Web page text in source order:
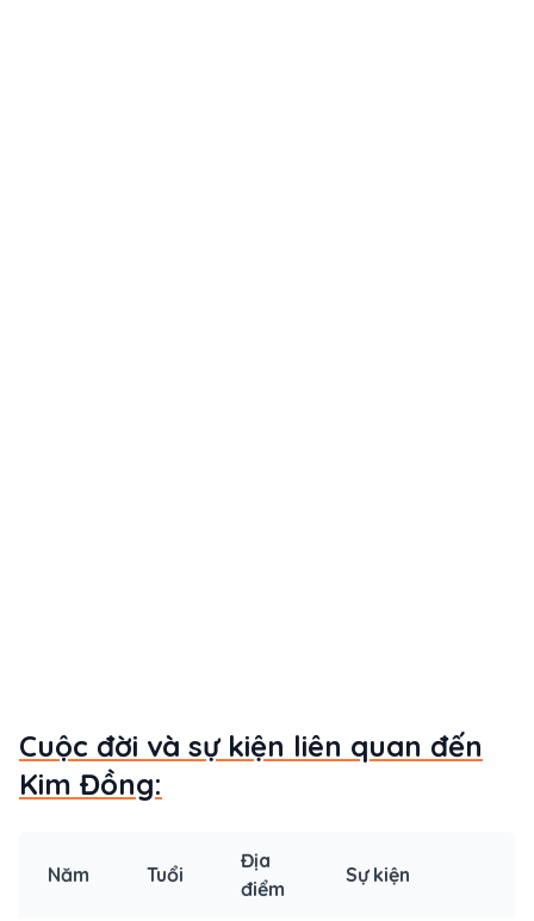
Cuộc đời và sự kiện liên quan đến
Kim Đồng:
Năm Tuổi
Địa
điểm
Sự kiện